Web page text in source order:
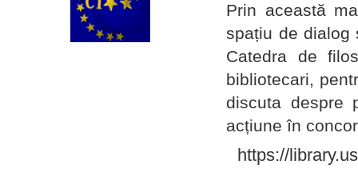
Prin această
spațiu de dialog
Catedra de
bibliotecari,
discuta despre
acțiune în
https://